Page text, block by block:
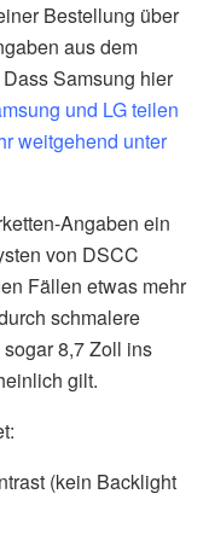
Bestellung über
aus dem
Samsung hier
und LG teilen
weitgehend unter
Angaben ein
von DSCC
Fällen etwas mehr
schmalere
8,7 Zoll ins
gilt.
(kein Backlight